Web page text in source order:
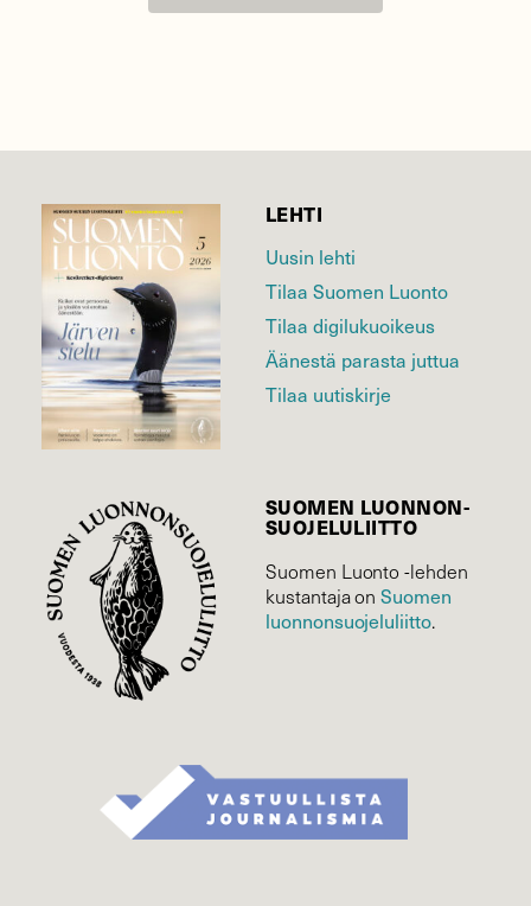
LEHTI
Uusin lehti
Tilaa Suomen Luonto
Tilaa digilukuoikeus
Äänestä parasta juttua
Tilaa uutiskirje
SUOMEN LUONNON­
SUOJELU­LIITTO
Suomen Luonto -lehden
kustantaja onSuomen
luonnonsuojelu­liitto.